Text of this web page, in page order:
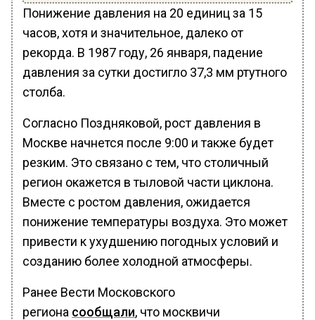
Понижение давления на 20 единиц за 15
часов, хотя и значительное, далеко от
рекорда. В 1987 году, 26 января, падение
давления за сутки достигло 37,3 мм ртутного
столба.
Согласно Поздняковой, рост давления в
Москве начнется после 9:00 и также будет
резким. Это связано с тем, что столичный
регион окажется в тыловой части циклона.
Вместе с ростом давления, ожидается
понижение температуры воздуха. Это может
привести к ухудшению погодных условий и
созданию более холодной атмосферы.
Ранее Вести Московского
региона сообщали, что москвичи